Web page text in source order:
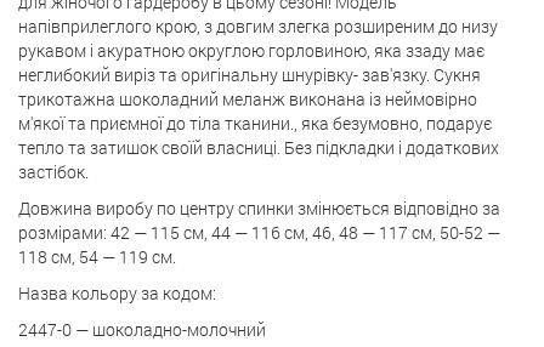
напівприлеглого крою, з довгим злегка розширеним до низу
рукавом і акуратною округлою горловиною, яка ззаду має
неглибокий виріз та оригінальну шнурівку- зав'язку. Сукня
трикотажна шоколадний меланж виконана із неймовірно
м'якої та приємної до тіла тканини., яка безумовно, подарує
тепло та затишок своїй власниці. Без підкладки і додаткових
застібок.
Довжина виробу по центру спинки змінюється відповідно за
розмірами: 42 — 115 см, 44 — 116 см, 46, 48 — 117 см, 50-52 —
118 см, 54 — 119 см.
Назва кольору за кодом:
2447-0 — шоколадно-молочний